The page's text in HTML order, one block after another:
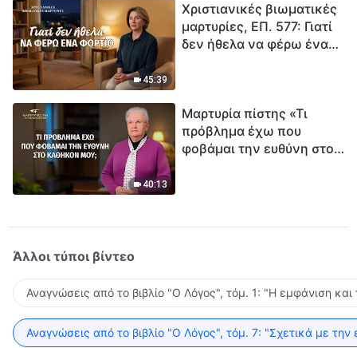
45:39
Χριστιανικές βιωματικές
μαρτυρίες, ΕΠ. 577: Γιατί
δεν ήθελα να φέρω ένα
40:13
Μαρτυρία πίστης «Τι
πρόβλημα έχω που
φοβάμαι την ευθύνη στο
Άλλοι τύποι βίντεο
Αναγνώσεις από το βιβλίο "Ο Λόγος", τόμ. 1: "Η εμφάνιση
Αναγνώσεις από το βιβλίο "Ο Λόγος", τόμ. 7: "Σχετικά με την